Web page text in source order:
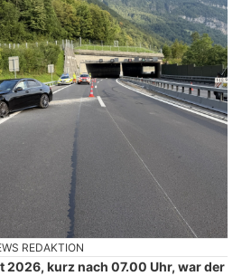
REDAKTION
2026, kurz nach 07.00 Uhr, war der